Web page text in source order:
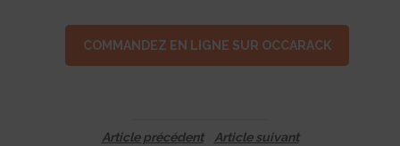
COMMANDEZ EN LIGNE SUR OCCARACK
Article précédent Article suivant